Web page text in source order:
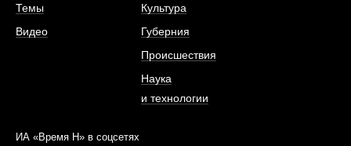
Темы
Видео
Культура
Губерния
Происшествия
Наука
и технологии
ИА «Время Н» в соцсетях